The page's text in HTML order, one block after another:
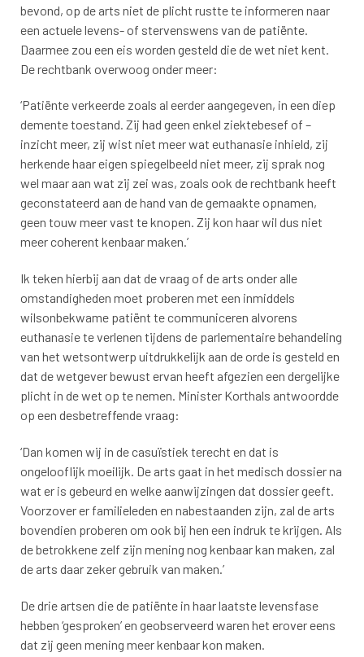
bevond, op de arts niet de plicht rustte te informeren naar
een actuele levens- of stervenswens van de patiënte.
Daarmee zou een eis worden gesteld die de wet niet kent.
De rechtbank overwoog onder meer:
‘Patiënte verkeerde zoals al eerder aangegeven, in een diep
demente toestand. Zij had geen enkel ziektebesef of –
inzicht meer, zij wist niet meer wat euthanasie inhield, zij
herkende haar eigen spiegelbeeld niet meer, zij sprak nog
wel maar aan wat zij zei was, zoals ook de rechtbank heeft
geconstateerd aan de hand van de gemaakte opnamen,
geen touw meer vast te knopen. Zij kon haar wil dus niet
meer coherent kenbaar maken.’
Ik teken hierbij aan dat de vraag of de arts onder alle
omstandigheden moet proberen met een inmiddels
wilsonbekwame patiënt te communiceren alvorens
euthanasie te verlenen tijdens de parlementaire behandeling
van het wetsontwerp uitdrukkelijk aan de orde is gesteld en
dat de wetgever bewust ervan heeft afgezien een dergelijke
plicht in de wet op te nemen. Minister Korthals antwoordde
op een desbetreffende vraag:
‘Dan komen wij in de casuïstiek terecht en dat is
ongelooflijk moeilijk. De arts gaat in het medisch dossier na
wat er is gebeurd en welke aanwijzingen dat dossier geeft.
Voorzover er familieleden en nabestaanden zijn, zal de arts
bovendien proberen om ook bij hen een indruk te krijgen. Als
de betrokkene zelf zijn mening nog kenbaar kan maken, zal
de arts daar zeker gebruik van maken.’
De drie artsen die de patiënte in haar laatste levensfase
hebben ‘gesproken’ en geobserveerd waren het erover eens
dat zij geen mening meer kenbaar kon maken.